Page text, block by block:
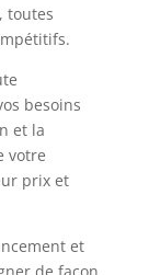
toutes
besoins
et la
votre
prix et
et